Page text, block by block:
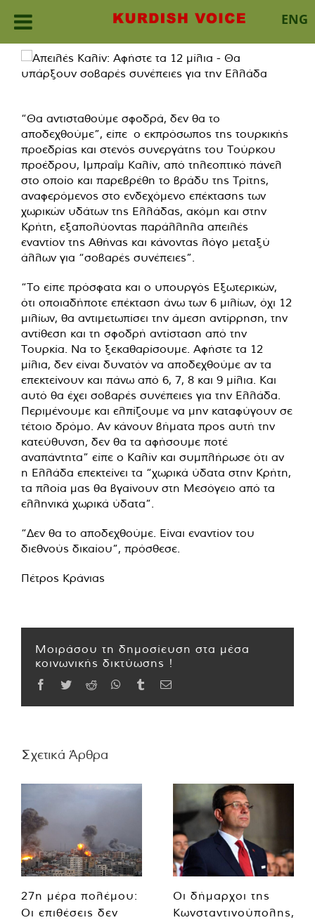
ENG
Skip
content
“Θα αντισταθούμε σφοδρά, δεν θα το
αποδεχθούμε”, είπε ο εκπρόσωπος της τουρκικής
προεδρίας και στενός συνεργάτης του Τούρκου
προέδρου, Ιμπραΐμ Καλίν, από τηλεοπτικό πάνελ
στο οποίο και παρεβρέθη το βράδυ της Τρίτης,
αναφερόμενος στο ενδεχόμενο επέκτασης των
χωρικών υδάτων της Ελλάδας, ακόμη και στην
Κρήτη, εξαπολύοντας παράλληλα απειλές
εναντίον της Αθήνας και κάνοντας λόγο μεταξύ
άλλων για “σοβαρές συνέπειες”.
“Το είπε πρόσφατα και ο υπουργός Εξωτερικών,
ότι οποιαδήποτε επέκταση άνω των 6 μιλίων, όχι 12
μιλίων, θα αντιμετωπίσει την άμεση αντίρρηση, την
αντίθεση και τη σφοδρή αντίσταση από την
Τουρκία. Να το ξεκαθαρίσουμε. Αφήστε τα 12
μίλια, δεν είναι δυνατόν να αποδεχθούμε αν τα
επεκτείνουν και πάνω από 6, 7, 8 και 9 μίλια. Και
αυτό θα έχει σοβαρές συνέπειες για την Ελλάδα.
Περιμένουμε και ελπίζουμε να μην καταφύγουν σε
τέτοιο δρόμο. Αν κάνουν βήματα προς αυτή την
κατεύθυνση, δεν θα τα αφήσουμε ποτέ
αναπάντητα” είπε ο Καλίν και συμπλήρωσε ότι αν
η Ελλάδα επεκτείνει τα “χωρικά ύδατα στην Κρήτη,
τα πλοία μας θα βγαίνουν στη Μεσόγειο από τα
ελληνικά χωρικά ύδατα”.
“Δεν θα το αποδεχθούμε. Είναι εναντίον του
διεθνούς δικαίου”, πρόσθεσε.
Πέτρος Κράνιας
Μοιράσου τη δημοσίευση στα μέσα
κοινωνικής δικτύωσης !
Facebook
TwitterReddit WhatsApp
TumblrEmail
Σχετικά Άρθρα
27η μέρα πολέμου:
Οι επιθέσεις δεν
Οι δήμαρχοι της
Κωνσταντινούπολης,